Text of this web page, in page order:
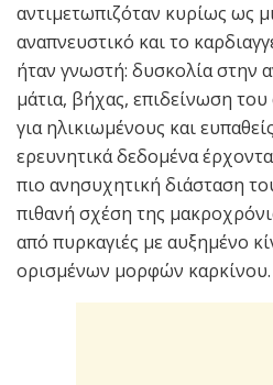
αντιμετωπιζόταν κυρίως ως
αναπνευστικό και το
ήταν γνωστή: δυσκολία στην
μάτια, βήχας, επιδείνωση
για ηλικιωμένους και
ερευνητικά δεδομένα
πιο ανησυχητική διάσταση
πιθανή σχέση της
από πυρκαγιές με αυξημένο
ορισμένων μορφών καρκίνου.